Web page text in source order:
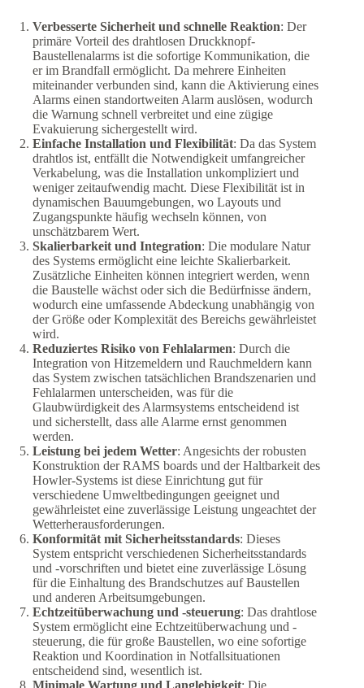
Verbesserte Sicherheit und schnelle Reaktion: Der
primäre Vorteil des drahtlosen Druckknopf-
Baustellenalarms ist die sofortige Kommunikation, die
er im Brandfall ermöglicht. Da mehrere Einheiten
miteinander verbunden sind, kann die Aktivierung eines
Alarms einen standortweiten Alarm auslösen, wodurch
die Warnung schnell verbreitet und eine zügige
Evakuierung sichergestellt wird.
Einfache Installation und Flexibilität: Da das System
drahtlos ist, entfällt die Notwendigkeit umfangreicher
Verkabelung, was die Installation unkompliziert und
weniger zeitaufwendig macht. Diese Flexibilität ist in
dynamischen Bauumgebungen, wo Layouts und
Zugangspunkte häufig wechseln können, von
unschätzbarem Wert.
Skalierbarkeit und Integration: Die modulare Natur
des Systems ermöglicht eine leichte Skalierbarkeit.
Zusätzliche Einheiten können integriert werden, wenn
die Baustelle wächst oder sich die Bedürfnisse ändern,
wodurch eine umfassende Abdeckung unabhängig von
der Größe oder Komplexität des Bereichs gewährleistet
wird.
Reduziertes Risiko von Fehlalarmen: Durch die
Integration von Hitzemeldern und Rauchmeldern kann
das System zwischen tatsächlichen Brandszenarien und
Fehlalarmen unterscheiden, was für die
Glaubwürdigkeit des Alarmsystems entscheidend ist
und sicherstellt, dass alle Alarme ernst genommen
werden.
Leistung bei jedem Wetter: Angesichts der robusten
Konstruktion der RAMS boards und der Haltbarkeit des
Howler-Systems ist diese Einrichtung gut für
verschiedene Umweltbedingungen geeignet und
gewährleistet eine zuverlässige Leistung ungeachtet der
Wetterherausforderungen.
Konformität mit Sicherheitsstandards: Dieses
System entspricht verschiedenen Sicherheitsstandards
und -vorschriften und bietet eine zuverlässige Lösung
für die Einhaltung des Brandschutzes auf Baustellen
und anderen Arbeitsumgebungen.
Echtzeitüberwachung und -steuerung: Das drahtlose
System ermöglicht eine Echtzeitüberwachung und -
steuerung, die für große Baustellen, wo eine sofortige
Reaktion und Koordination in Notfallsituationen
entscheidend sind, wesentlich ist.
Minimale Wartung und Langlebigkeit: Die